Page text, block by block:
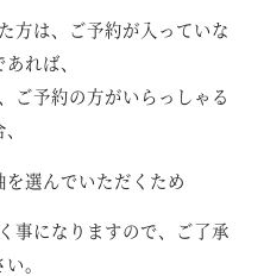
方は、ご予約が入っていな
れば、
ご予約の方がいらっしゃる
選んでいただくため
事になりますので、ご了承
。